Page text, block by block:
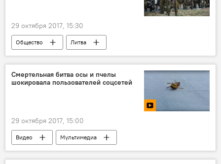
29 октября 2017, 15:30
Общество
Литва
учения "Железный волк — 2017"
Смертельная битва осы и пчелы
шокировала пользователей соцсетей
29 октября 2017, 15:00
Видео Мультимедиа